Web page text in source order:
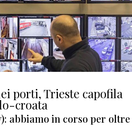
porti, Trieste capofila
croata
abbiamo in corso per oltre